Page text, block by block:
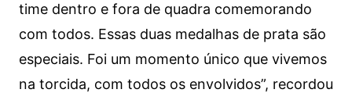
time dentro e fora de quadra comemorando
com todos. Essas duas medalhas de prata são
especiais. Foi um momento único que vivemos
na torcida, com todos os envolvidos”, recordou